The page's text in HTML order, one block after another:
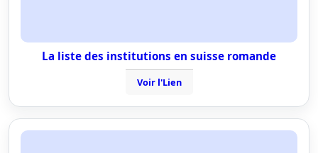
La liste des institutions en suisse romande
Voir l'Lien